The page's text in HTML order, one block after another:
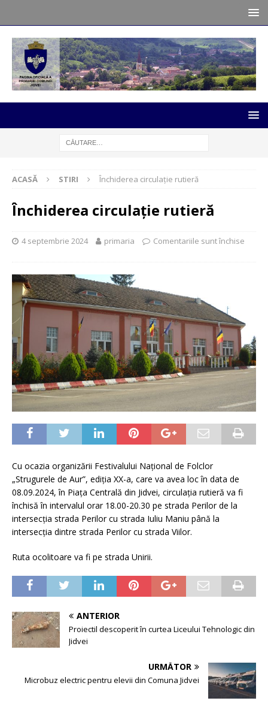
ACASĂ STIRI Închiderea circulație rutieră
Închiderea circulație rutieră
4 septembrie 2024 primaria Comentariile sunt închise
Cu ocazia organizării Festivalului Național de Folclor
„Strugurele de Aur”, ediția XX-a, care va avea loc în data de
08.09.2024, în Piața Centrală din Jidvei, circulația rutieră va fi
închisă în intervalul orar 18.00-20.30 pe strada Perilor de la
intersecția strada Perilor cu strada Iuliu Maniu până la
intersecția dintre strada Perilor cu strada Viilor.
Ruta ocolitoare va fi pe strada Unirii.
ANTERIOR
Proiectil descoperit în curtea Liceului Tehnologic din
Jidvei
URMĂTOR
Microbuz electric pentru elevii din Comuna Jidvei